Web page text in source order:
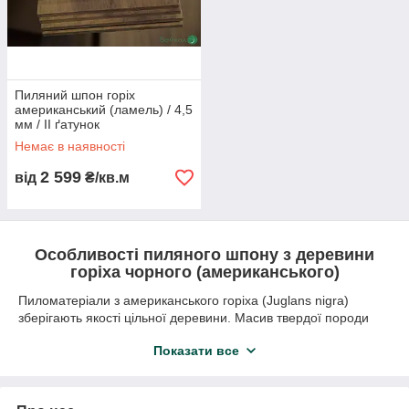
Пиляний шпон горіх
американський (ламель) / 4,5
мм / ІІ ґатунок
Немає в наявності
від 2 599 ₴/кв.м
Особливості пиляного шпону з деревини
горіха чорного (американського)
Пиломатеріали з американського горіха (Juglans nigra)
зберігають якості цільної деревини. Масив твердої породи
розпилюється, склеюється, полірується, фрезерується,
американський чорний горіх. Природний ареал рослини
Показати все